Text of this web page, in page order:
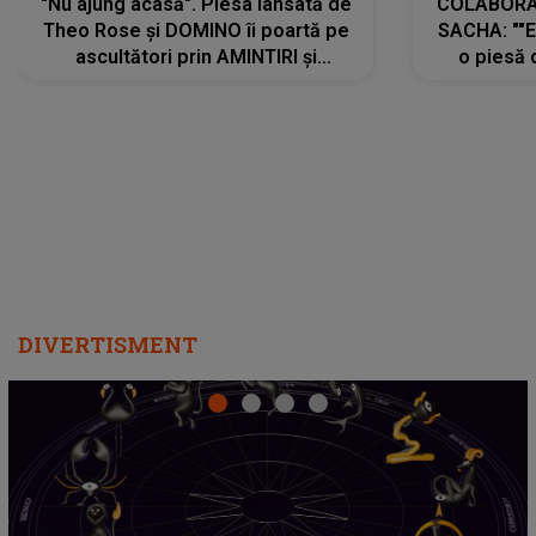
Theo Rose și DOMINO îi poartă pe
ascultători prin AMINTIRI și
SACHA:
o piesă
DIVERTISMENT